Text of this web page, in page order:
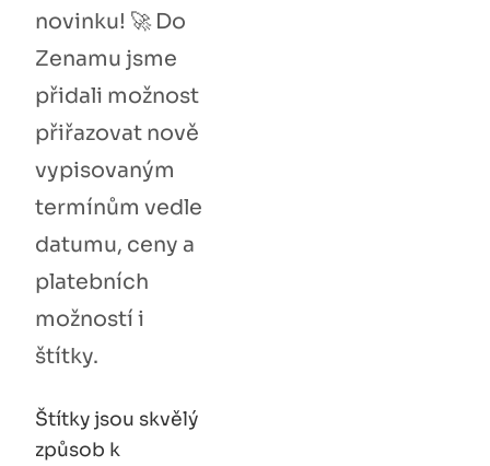
novinku! 🚀 Do
Zenamu jsme
přidali možnost
přiřazovat nově
vypisovaným
termínům vedle
datumu, ceny a
platebních
možností i
štítky.
Štítky jsou skvělý
způsob k